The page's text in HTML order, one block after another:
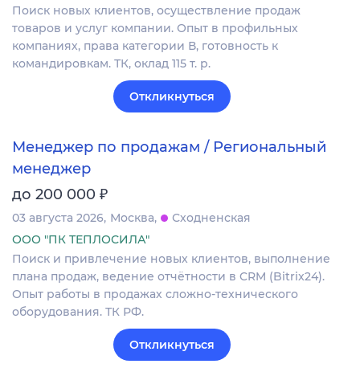
Поиск новых клиентов, осуществление продаж
товаров и услуг компании. Опыт в профильных
компаниях, права категории В, готовность к
командировкам. ТК, оклад 115 т. р.
Откликнуться
Менеджер по продажам / Региональный
менеджер
до 200 000 ₽
03 августа 2026 Москва
Сходненская
ООО "ПК ТЕПЛОСИЛА"
Поиск и привлечение новых клиентов, выполнение
плана продаж, ведение отчётности в CRM (Bitrix24).
Опыт работы в продажах сложно-технического
оборудования. ТК РФ.
Откликнуться